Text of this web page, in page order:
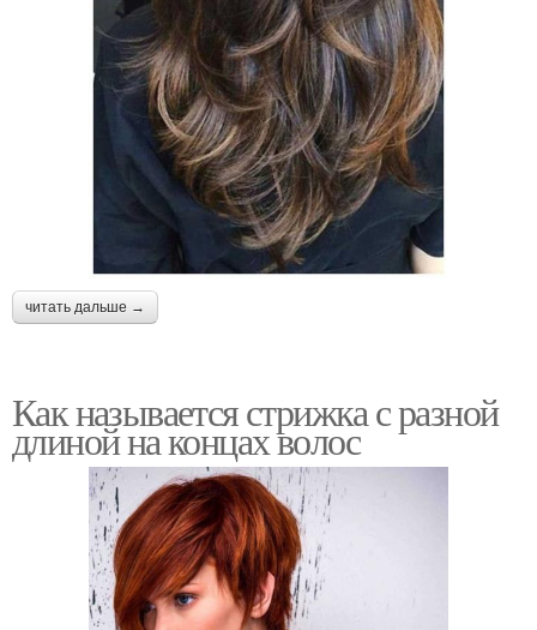
читать дальше →
Как называется стрижка с разной
длиной на концах волос